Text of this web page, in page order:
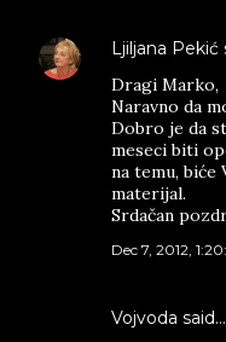
Ljiljana Pekić
Dragi Marko,
Naravno da
Dobro je da
meseci biti
na temu,
materijal.
Srdačan
Dec 7, 2012,
Vojvoda said…